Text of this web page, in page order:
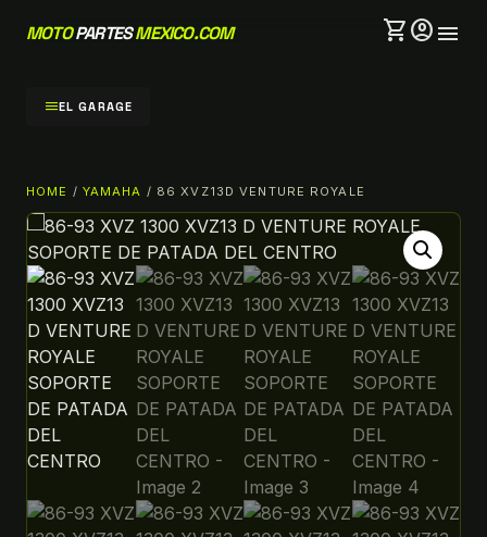
MOTOPARTESMEXICO.COM shopping_cartaccount_circlemenu
menuEL GARAGE
HOME / YAMAHA / 86 XVZ13D VENTURE ROYALE